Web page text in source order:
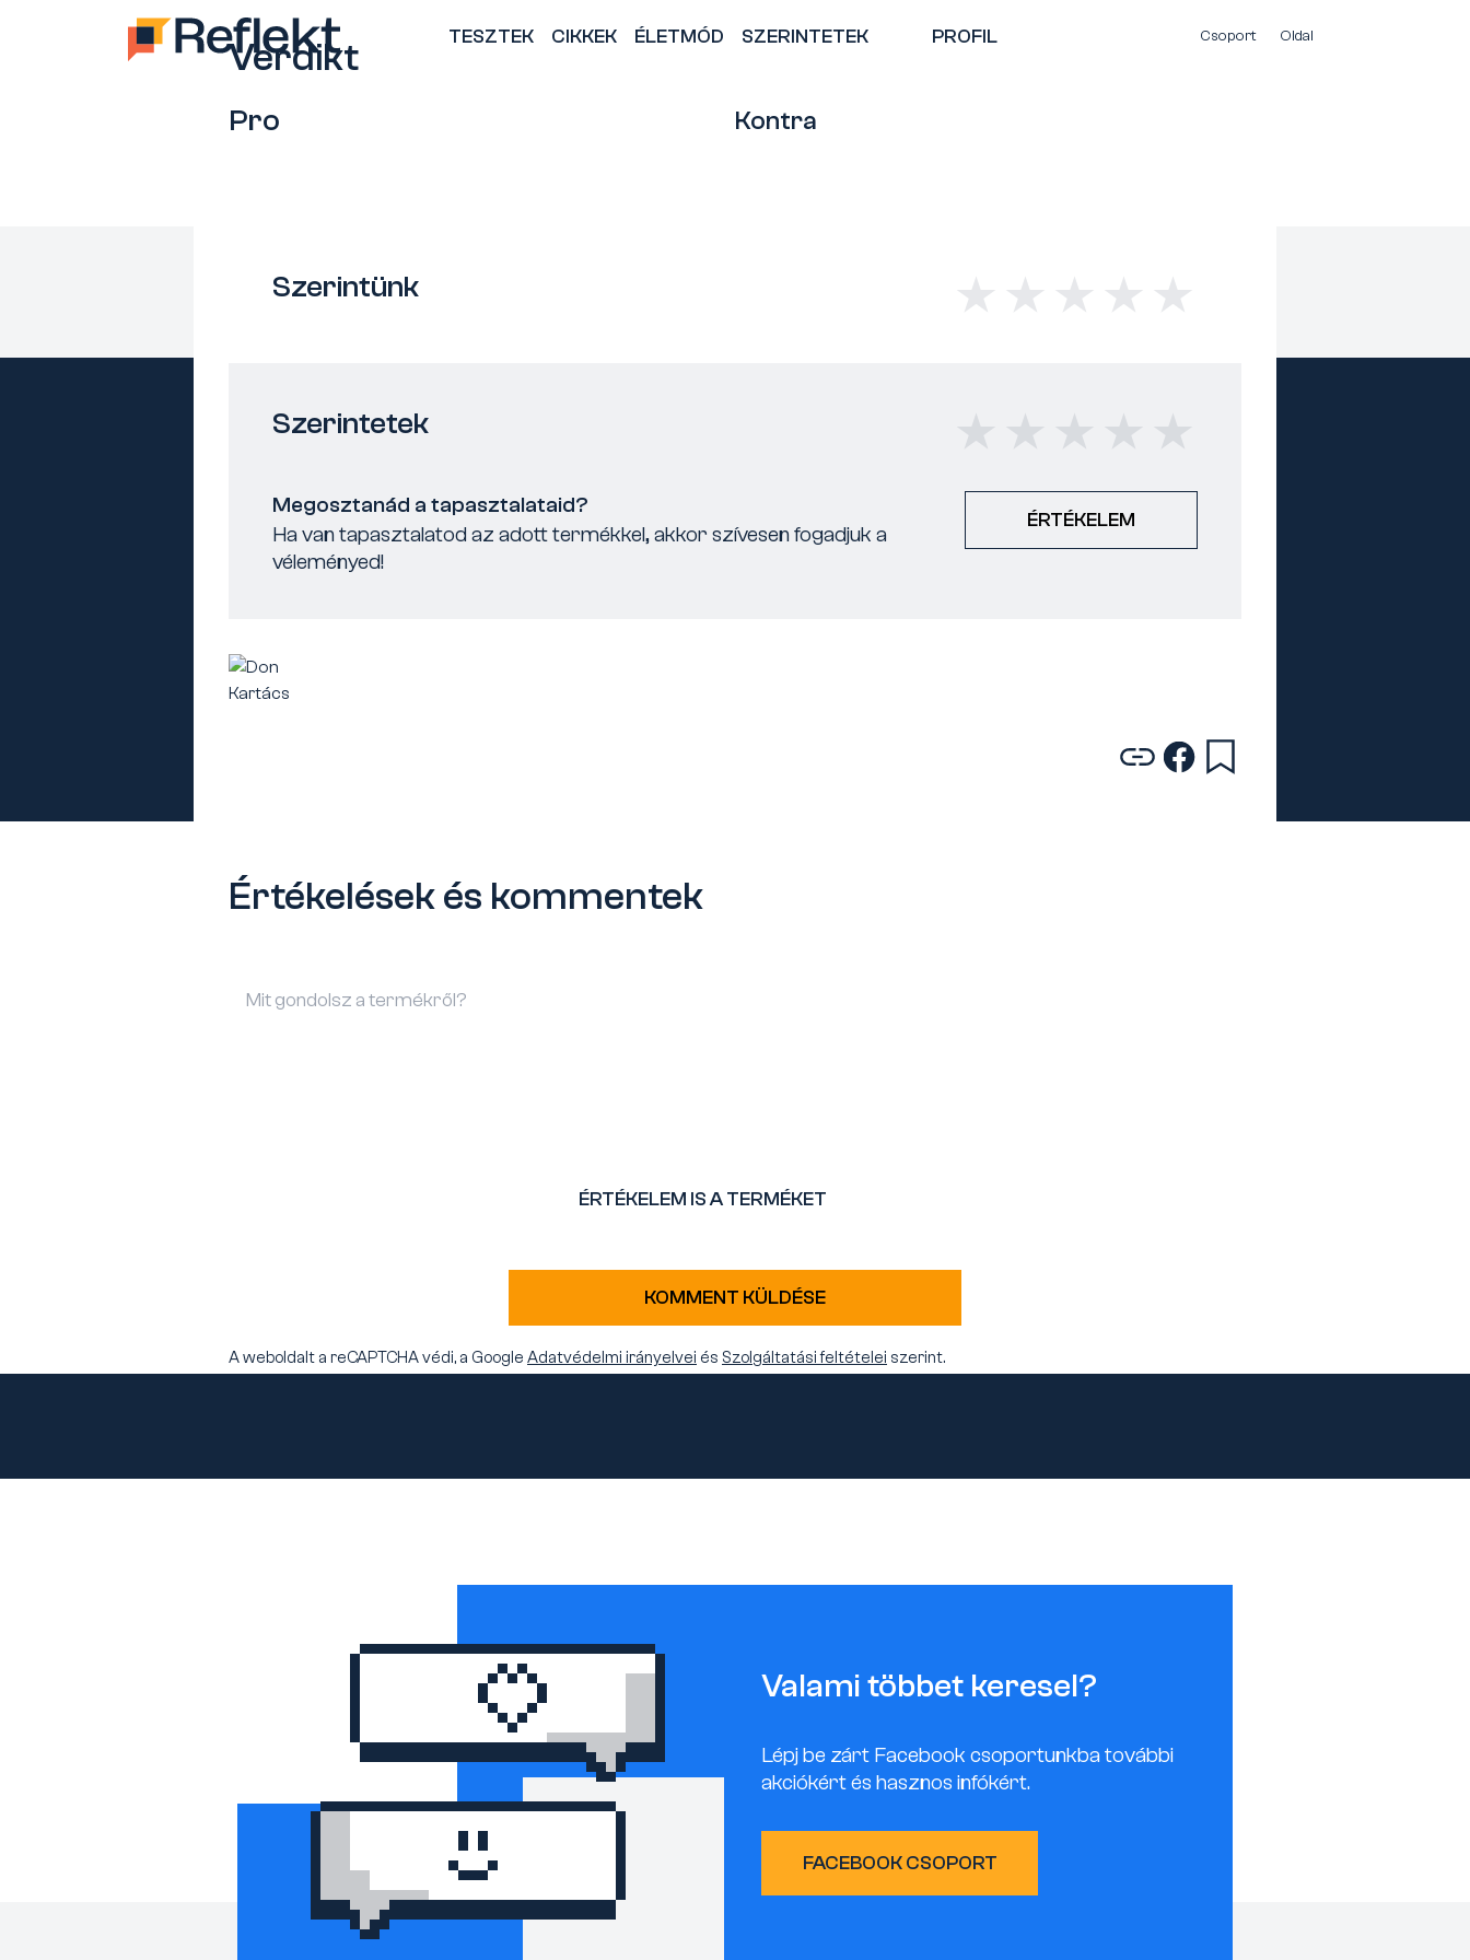
TESZTEK CIKKEK ÉLETMÓD SZERINTETEK PROFIL Csoport Oldal
Verdikt
Pro Kontra
Szerintünk
Szerintetek
Megosztanád a tapasztalataid?
Ha van tapasztalatod az adott termékkel, akkor szívesen fogadjuk a
véleményed!
ÉRTÉKELEM
Értékelések és kommentek
ÉRTÉKELEM IS A TERMÉKET
KOMMENT KÜLDÉSE
A weboldalt a reCAPTCHA védi, a Google Adatvédelmi irányelvei és Szolgáltatási feltételei szerint.
Valami többet keresel?
Lépj be zárt Facebook csoportunkba további
akciókért és hasznos infókért.
FACEBOOK CSOPORT